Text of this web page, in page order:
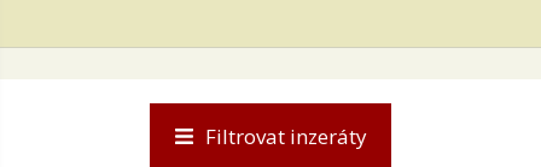
Filtrovat inzeráty